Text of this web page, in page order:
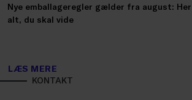
Nye emballageregler gælder fra august:
alt, du skal vide
LÆS MERE
KONTAKT